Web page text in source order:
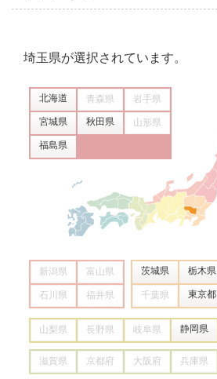
埼玉県が選択されています。
北海道 青森県 岩手県
宮城県 秋田県 山形県
福島県
茨城県 栃木県
千葉県 東京都
新潟県 富山県
石川県 福井県
山梨県 長野県 岐阜県 静岡県
滋賀県 京都府 大阪府 兵庫県